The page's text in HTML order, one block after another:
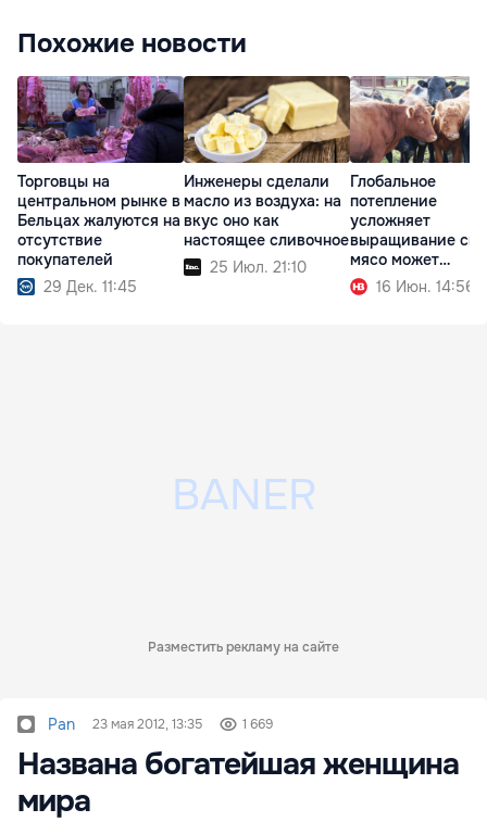
Похожие новости
Торговцы на
центральном рынке в
Бельцах жалуются на
отсутствие
покупателей
29 Дек. 11:45
Инженеры сделали
масло из воздуха: на
вкус оно как
настоящее сливочное
25 Июл. 21:10
Глобальное
потепление
усложняет
выращивание
мясо может
подорожать
16 Июн. 14:56
Разместить рекламу на сайте
Pan 23 мая 2012, 13:35 1 669
Названа богатейшая женщина
мира